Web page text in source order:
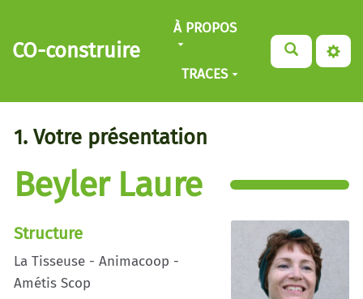
Aller au contenu principal
CO-construire
À PROPOS
TRACES
1. Votre présentation
Beyler Laure
Structure
La Tisseuse - Animacoop -
Amétis Scop